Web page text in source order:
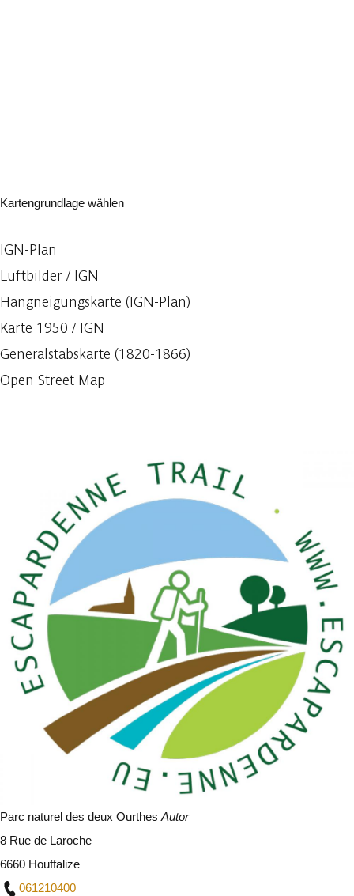
Kartengrundlage wählen
IGN-Plan
Luftbilder / IGN
Hangneigungskarte (IGN-Plan)
Karte 1950 / IGN
Generalstabskarte (1820-1866)
Open Street Map
Parc naturel des deux OurthesAutor
8 Rue de Laroche
6660 Houffalize
061210400